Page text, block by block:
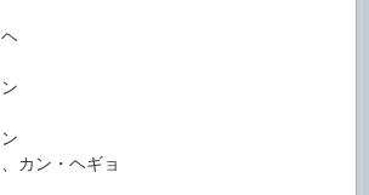
カン・ヘギョ